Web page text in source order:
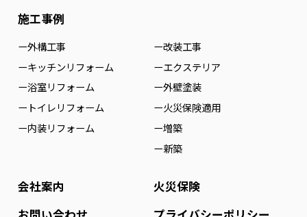
施工事例
ー外構工事
ーキッチンリフォーム
ー浴室リフォーム
ートイレリフォーム
ー内装リフォーム
ー改装工事
ーエクステリア
ー外壁塗装
ー火災保険適用
ー増築
ー新築
会社案内
火災保険